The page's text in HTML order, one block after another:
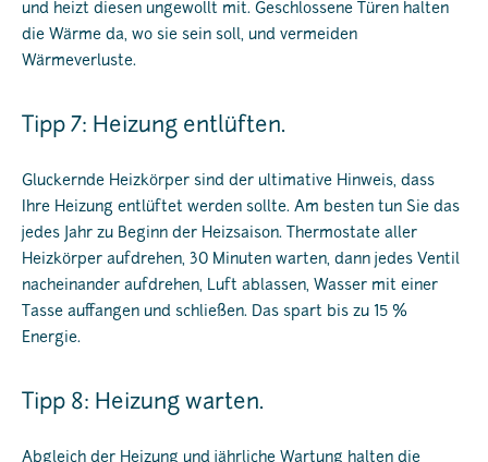
und heizt diesen ungewollt mit. Geschlossene Türen halten
die Wärme da, wo sie sein soll, und vermeiden
Wärmeverluste.
Tipp 7: Heizung entlüften.
Gluckernde Heizkörper sind der ultimative Hinweis, dass
Ihre Heizung entlüftet werden sollte. Am besten tun Sie das
jedes Jahr zu Beginn der Heizsaison. Thermostate aller
Heizkörper aufdrehen, 30 Minuten warten, dann jedes Ventil
nacheinander aufdrehen, Luft ablassen, Wasser mit einer
Tasse auffangen und schließen. Das spart bis zu 15 %
Energie.
Tipp 8: Heizung warten.
Abgleich der Heizung und jährliche Wartung halten die